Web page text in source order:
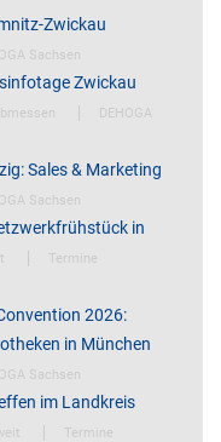
Zwickau
Sachsen
Zwickau
DEHOGA
Sales & Marketing
Sachsen
in
Termine
2026:
in München
Sachsen
im Landkreis
Termine